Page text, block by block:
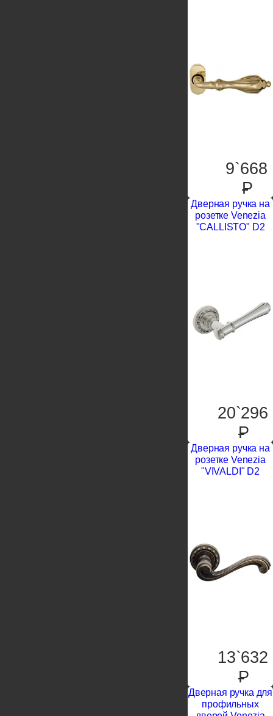
9`668
P
Дверная ручка на
розетке Venezia
"CALLISTO" D2
20`296
P
Дверная ручка на
розетке Venezia
"VIVALDI" D2
13`632
P
Дверная ручка для
профильных